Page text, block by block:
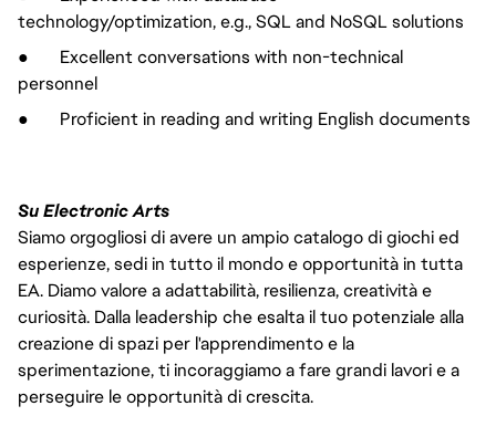
technology/optimization, e.g., SQL and NoSQL solutions
● Excellent conversations with non-technical
personnel
● Proficient in reading and writing English documents
Su Electronic Arts
Siamo orgogliosi di avere un ampio catalogo di giochi ed
esperienze, sedi in tutto il mondo e opportunità in tutta
EA. Diamo valore a adattabilità, resilienza, creatività e
curiosità. Dalla leadership che esalta il tuo potenziale alla
creazione di spazi per l'apprendimento e la
sperimentazione, ti incoraggiamo a fare grandi lavori e a
perseguire le opportunità di crescita.